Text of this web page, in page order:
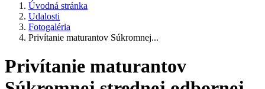
Úvodná stránka
Udalosti
Fotogaléria
Privítanie maturantov Súkromnej...
Privítanie maturantov